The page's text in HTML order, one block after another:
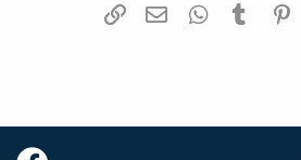
Reddit
Pinterest
Tumblr
WhatsAppדואר אלקטרוני